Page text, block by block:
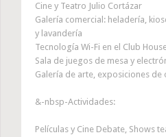
Cine y Teatro Julio Cortázar
Galería comercial: heladería,
y lavandería
Tecnología Wi-Fi en el Club
Sala de juegos de mesa y
Galería de arte, exposiciones de
&-nbsp-Actividades:
Películas y Cine Debate, Shows